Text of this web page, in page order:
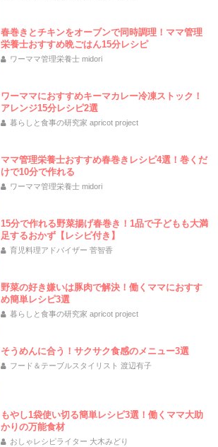
春巻きとチキンをオーブンで同時調理！ママ管理
栄養士おすすめ晩ごはん15分レシピ
ワーママ管理栄養士 midori
ワーママにおすすめキーマカレー冷凍ストック！
アレンジ15分レシピ2選
暮らしと食事の研究家 apricot project
ママ管理栄養士おすすめ春巻きレシピ4選！巻くだ
けで10分で作れる
ワーママ管理栄養士 midori
15分で作れる野菜揚げ春巻き！1品で子どもも大満
足するおかず【レシピ付き】
育児料理アドバイザー 菅智香
野菜の好き嫌いは豚肉で解決！働くママにおすす
め簡単レシピ3選
暮らしと食事の研究家 apricot project
そうめんに合う！サクサク食感のメニュー3選
フード＆テーブルスタイリスト 渡辺有子
もやし1袋使い切る簡単レシピ3選！働くママ大助
かりの万能食材
おしゃレシピライター 大木みどり